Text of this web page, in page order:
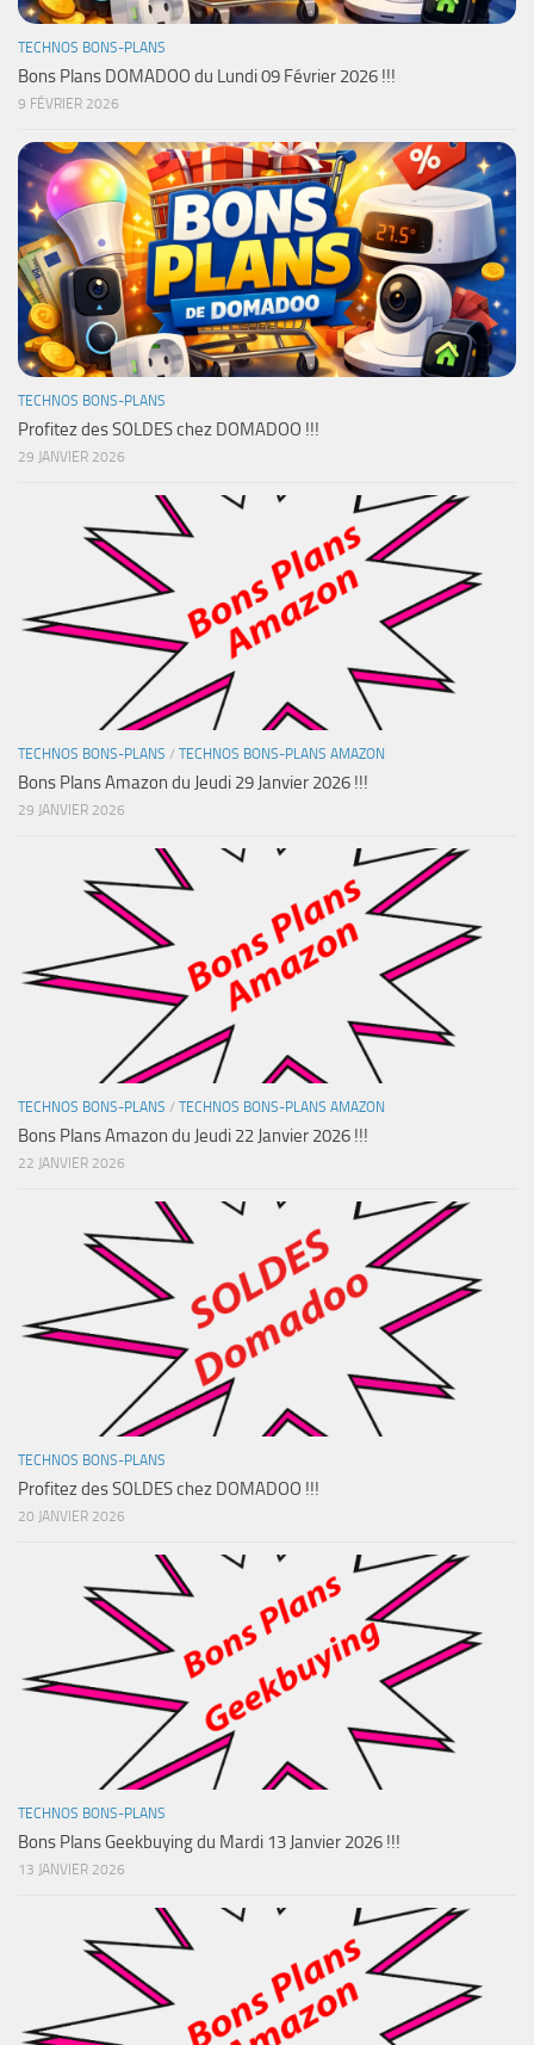
TECHNOS BONS-PLANS
Bons Plans DOMADOO du Lundi 09 Février 2026 !!!
9 FÉVRIER 2026
TECHNOS BONS-PLANS
Profitez des SOLDES chez DOMADOO !!!
29 JANVIER 2026
TECHNOS BONS-PLANS / TECHNOS BONS-PLANS AMAZON
Bons Plans Amazon du Jeudi 29 Janvier 2026 !!!
29 JANVIER 2026
TECHNOS BONS-PLANS / TECHNOS BONS-PLANS AMAZON
Bons Plans Amazon du Jeudi 22 Janvier 2026 !!!
22 JANVIER 2026
TECHNOS BONS-PLANS
Profitez des SOLDES chez DOMADOO !!!
20 JANVIER 2026
TECHNOS BONS-PLANS
Bons Plans Geekbuying du Mardi 13 Janvier 2026 !!!
13 JANVIER 2026